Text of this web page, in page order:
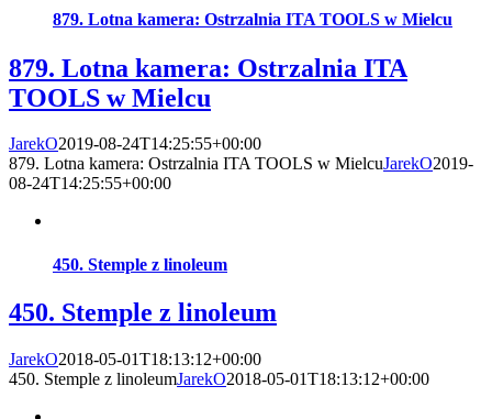
879. Lotna kamera: Ostrzalnia ITA TOOLS w Mielcu
879. Lotna kamera: Ostrzalnia ITA
TOOLS w Mielcu
JarekO2019-08-24T14:25:55+00:00
879. Lotna kamera: Ostrzalnia ITA TOOLS w MielcuJarekO2019-
08-24T14:25:55+00:00
450. Stemple z linoleum
450. Stemple z linoleum
JarekO2018-05-01T18:13:12+00:00
450. Stemple z linoleumJarekO2018-05-01T18:13:12+00:00